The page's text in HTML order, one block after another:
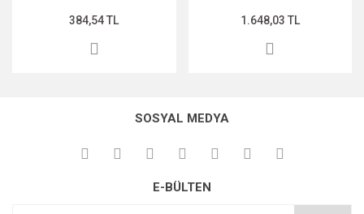
384,54 TL 1.648,03 TL
SOSYAL MEDYA
E-BÜLTEN